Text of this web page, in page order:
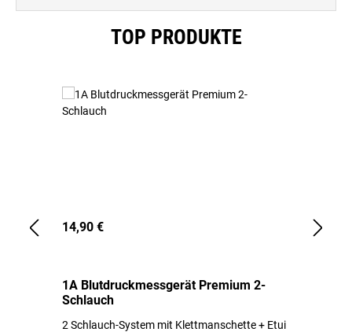
TOP PRODUKTE
14,90 €
1A Blutdruckmessgerät Premium 2-
Schlauch
2 Schlauch-System mit Klettmanschette + Etui